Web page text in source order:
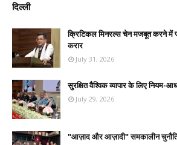
दिल्ली
क्रिटिकल मिनरल्स चेन मजबूत करने में
करार
July 31, 2026
सुरक्षित वैश्विक व्यापार के लिए नियम-
July 29, 2026
"आज़ाद और आज़ादी" समकालीन